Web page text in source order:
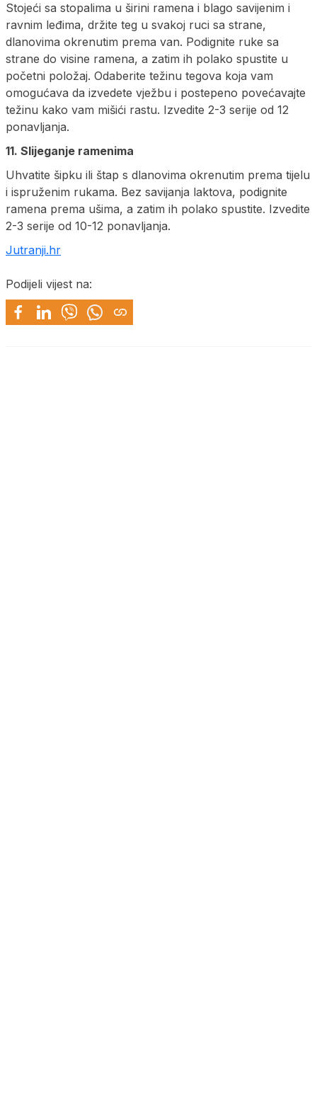
Stojeći sa stopalima u širini ramena i blago savijenim i
ravnim leđima, držite teg u svakoj ruci sa strane,
dlanovima okrenutim prema van. Podignite ruke sa
strane do visine ramena, a zatim ih polako spustite u
početni položaj. Odaberite težinu tegova koja vam
omogućava da izvedete vježbu i postepeno povećavajte
težinu kako vam mišići rastu. Izvedite 2-3 serije od 12
ponavljanja.
11. Slijeganje ramenima
Uhvatite šipku ili štap s dlanovima okrenutim prema tijelu
i ispruženim rukama. Bez savijanja laktova, podignite
ramena prema ušima, a zatim ih polako spustite. Izvedite
2-3 serije od 10-12 ponavljanja.
Jutranji.hr
Podijeli vijest na: